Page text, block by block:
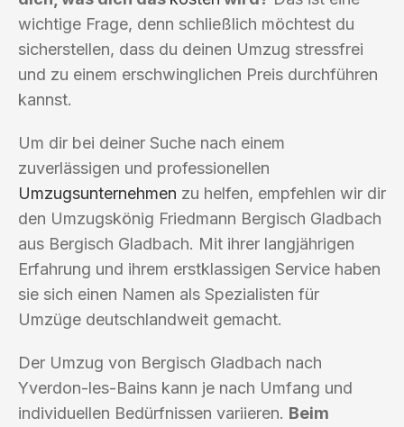
wichtige Frage, denn schließlich möchtest du
sicherstellen, dass du deinen Umzug stressfrei
und zu einem erschwinglichen Preis durchführen
kannst.
Um dir bei deiner Suche nach einem
zuverlässigen und professionellen
Umzugsunternehmen zu helfen, empfehlen wir dir
den Umzugskönig Friedmann Bergisch Gladbach
aus Bergisch Gladbach. Mit ihrer langjährigen
Erfahrung und ihrem erstklassigen Service haben
sie sich einen Namen als Spezialisten für
Umzüge deutschlandweit gemacht.
Der Umzug von Bergisch Gladbach nach
Yverdon-les-Bains kann je nach Umfang und
individuellen Bedürfnissen variieren. Beim